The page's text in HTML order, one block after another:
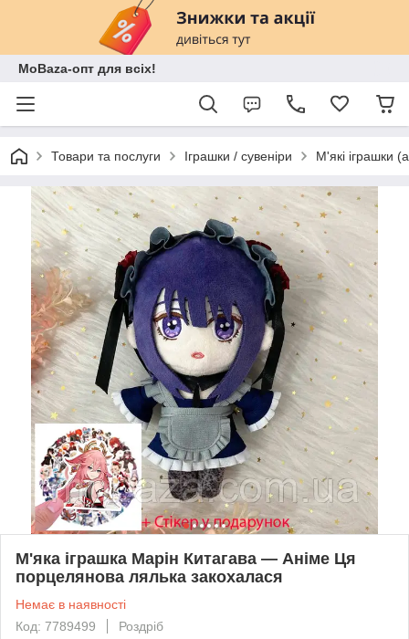
MoBaza-опт для всіх!
Товари та послуги Іграшки / сувеніри М'які іграшки
М'яка іграшка Марін Китагава — Аніме Ця
порцелянова лялька закохалася
Немає в наявності
Код: 7789499
Роздріб